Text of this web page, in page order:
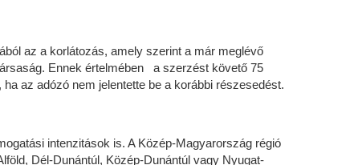
az a korlátozás, amely szerint a már meglévő
Ennek értelmében a szerzést követő 75
az adózó nem jelentette be a korábbi részesedést.
intenzitások is. A Közép-Magyarország régió
Dél-Dunántúl, Közép-Dunántúl vagy Nyugat-